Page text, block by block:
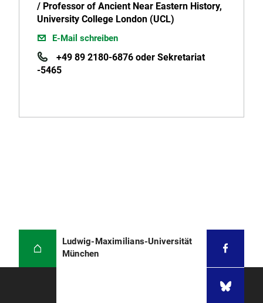
/ Professor of Ancient Near Eastern History,
University College London (UCL)
E-Mail schreiben
+49 89 2180-6876 oder Sekretariat
-5465
Ludwig-Maximilians-Universität
München